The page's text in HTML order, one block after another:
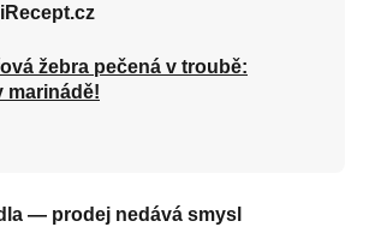
žebra pečená v troubě:
marinádě!
— prodej nedává smysl